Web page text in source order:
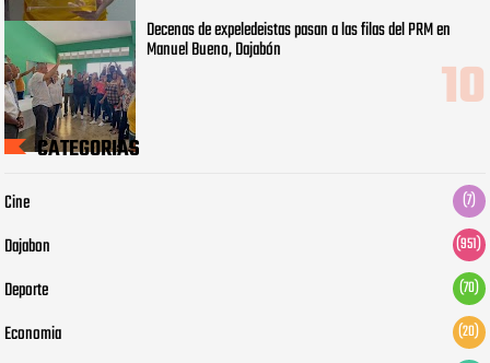
Decenas de expeledeistas pasan a las filas del PRM en
Manuel Bueno, Dajabón
CATEGORIAS
Cine (7)
Dajabon (951)
Deporte (70)
Economia (20)